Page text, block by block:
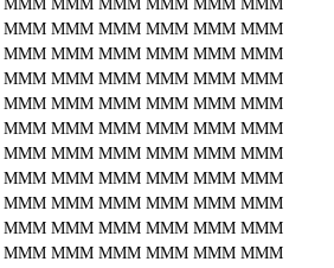
MMM MMM MMM MMM MMM MMM
MMM MMM MMM MMM MMM MMM
MMM MMM MMM MMM MMM MMM
MMM MMM MMM MMM MMM MMM
MMM MMM MMM MMM MMM MMM
MMM MMM MMM MMM MMM MMM
MMM MMM MMM MMM MMM MMM
MMM MMM MMM MMM MMM MMM
MMM MMM MMM MMM MMM MMM
MMM MMM MMM MMM MMM MMM
MMM MMM MMM MMM MMM MMM